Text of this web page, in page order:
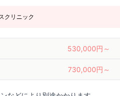
クリニック
530,000円～
730,000円～